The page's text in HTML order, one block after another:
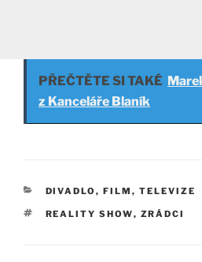
PŘEČTĚTE SI TAKÉ
z Kanceláře Blaník
RUBRIKY
DIVADLO, FILM, TELEVIZE
ŠTÍTKY
REALITY SHOW, ZRÁDCI